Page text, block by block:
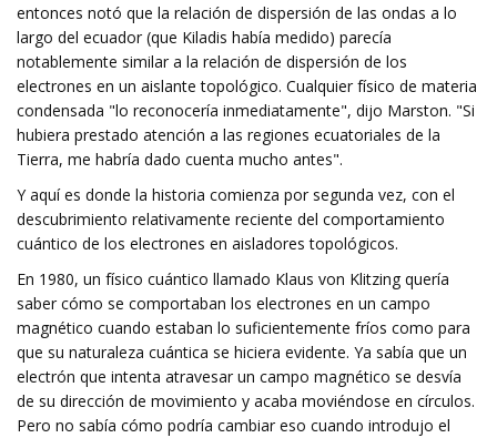
entonces notó que la relación de dispersión de las ondas a lo
largo del ecuador (que Kiladis había medido) parecía
notablemente similar a la relación de dispersión de los
electrones en un aislante topológico. Cualquier físico de materia
condensada "lo reconocería inmediatamente", dijo Marston. "Si
hubiera prestado atención a las regiones ecuatoriales de la
Tierra, me habría dado cuenta mucho antes".
Y aquí es donde la historia comienza por segunda vez, con el
descubrimiento relativamente reciente del comportamiento
cuántico de los electrones en aisladores topológicos.
En 1980, un físico cuántico llamado Klaus von Klitzing quería
saber cómo se comportaban los electrones en un campo
magnético cuando estaban lo suficientemente fríos como para
que su naturaleza cuántica se hiciera evidente. Ya sabía que un
electrón que intenta atravesar un campo magnético se desvía
de su dirección de movimiento y acaba moviéndose en círculos.
Pero no sabía cómo podría cambiar eso cuando introdujo el